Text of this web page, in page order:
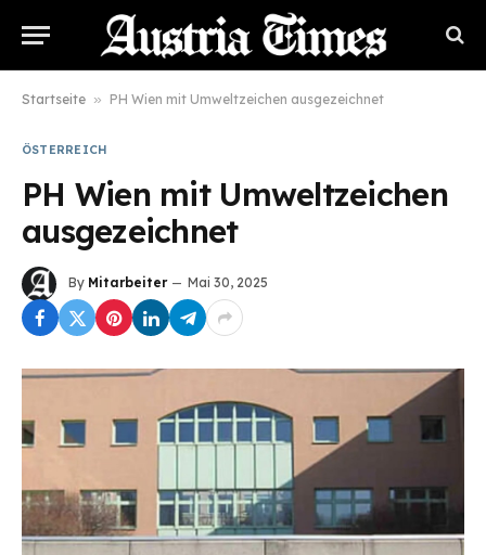
Startseite » PH Wien mit Umweltzeichen ausgezeichnet
ÖSTERREICH
PH Wien mit Umweltzeichen
ausgezeichnet
By Mitarbeiter Mai 30, 2025